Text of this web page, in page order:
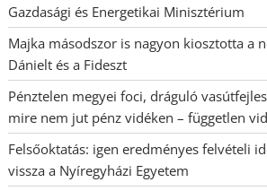
Gazdasági és Energetikai Minisztérium
Majka másodszor is nagyon kiosztotta a
Dánielt és a Fideszt
Pénztelen megyei foci, dráguló
mire nem jut pénz vidéken – független
Felsőoktatás: igen eredményes felvételi
vissza a Nyíregyházi Egyetem